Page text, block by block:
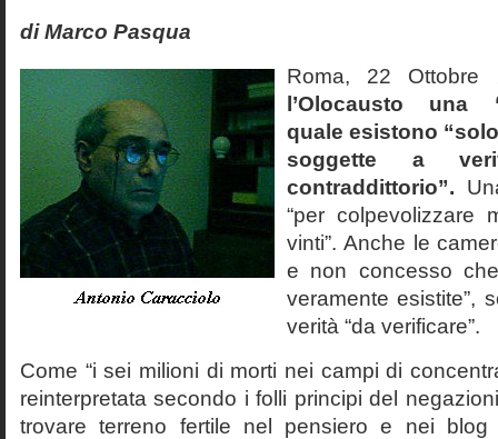
di Marco Pasqua
Roma, 22
l’Olocausto una
quale esistono
soggette a
contraddittorio”.
“per colpevolizzare
vinti”. Anche le
e non concesso
veramente esistite”,
verità “da verificare”.
Come “i sei milioni di morti nei campi di
reinterpretata secondo i folli principi del
trovare terreno fertile nel pensiero e nei